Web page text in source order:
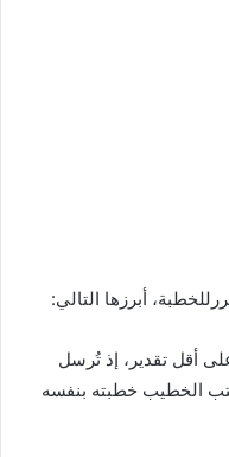
أبرزها التالي:
أقل تقدير، إذ تُرسل
الخطيب خطبته بنفسه